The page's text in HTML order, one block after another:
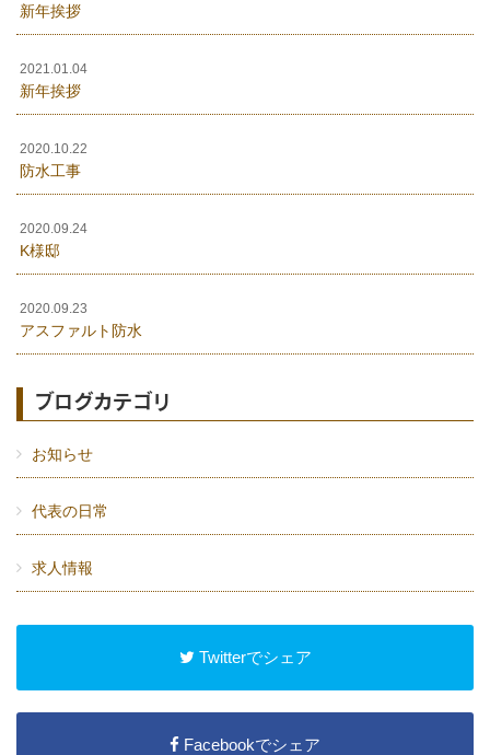
新年挨拶
2021.01.04
新年挨拶
2020.10.22
防水工事
2020.09.24
K様邸
2020.09.23
アスファルト防水
ブログカテゴリ
お知らせ
代表の日常
求人情報
Twitterでシェア
Facebookでシェア